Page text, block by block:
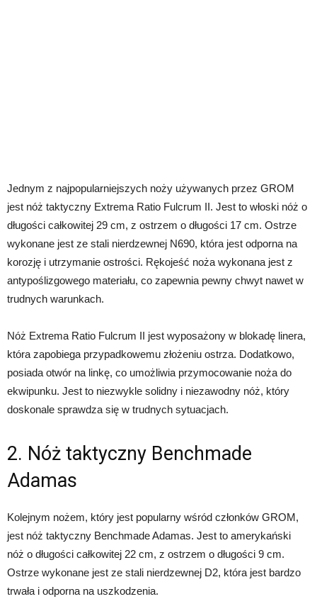
Jednym z najpopularniejszych noży używanych przez GROM
jest nóż taktyczny Extrema Ratio Fulcrum II. Jest to włoski nóż o
długości całkowitej 29 cm, z ostrzem o długości 17 cm. Ostrze
wykonane jest ze stali nierdzewnej N690, która jest odporna na
korozję i utrzymanie ostrości. Rękojeść noża wykonana jest z
antypoślizgowego materiału, co zapewnia pewny chwyt nawet w
trudnych warunkach.
Nóż Extrema Ratio Fulcrum II jest wyposażony w blokadę linera,
która zapobiega przypadkowemu złożeniu ostrza. Dodatkowo,
posiada otwór na linkę, co umożliwia przymocowanie noża do
ekwipunku. Jest to niezwykle solidny i niezawodny nóż, który
doskonale sprawdza się w trudnych sytuacjach.
2. Nóż taktyczny Benchmade
Adamas
Kolejnym nożem, który jest popularny wśród członków GROM,
jest nóż taktyczny Benchmade Adamas. Jest to amerykański
nóż o długości całkowitej 22 cm, z ostrzem o długości 9 cm.
Ostrze wykonane jest ze stali nierdzewnej D2, która jest bardzo
trwała i odporna na uszkodzenia.